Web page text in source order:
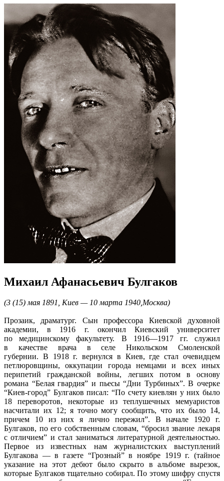
Михаил Афанасьевич Булгаков
(3 (15) мая 1891, Киев — 10 марта 1940,Москва)
Прозаик, драматург. Сын профессора Киевской духовной
академии, в 1916 г. окончил Киевский университет
по медицинскому факультету. В 1916—1917 гг. служил
в качестве врача в селе Никольском Смоленской
губернии. В 1918 г. вернулся в Киев, где стал очевидцем
петлюровщины, оккупации города немцами и всех иных
перипетий гражданской войны, легших потом в основу
романа “Белая гвардия” и пьесы “Дни Турбиных”. В очерке
“Киев-город” Булгаков писал: “По счету киевлян у них было
18 переворотов, некоторые из теплушечных мемуаристов
насчитали их 12; я точно могу сообщить, что их было 14,
причем 10 из них я лично пережил”. В начале 1920 г.
Булгаков, по его собственным словам, “бросил звание лекаря
с отличием” и стал заниматься литературной деятельностью.
Первое из известных нам журналистских выступлений
Булгакова — в газете “Грозный” в ноябре 1919 г. (тайное
указание на этот дебют было скрыто в альбоме вырезок,
которые Булгаков тщательно собирал. По этому шифру спустя